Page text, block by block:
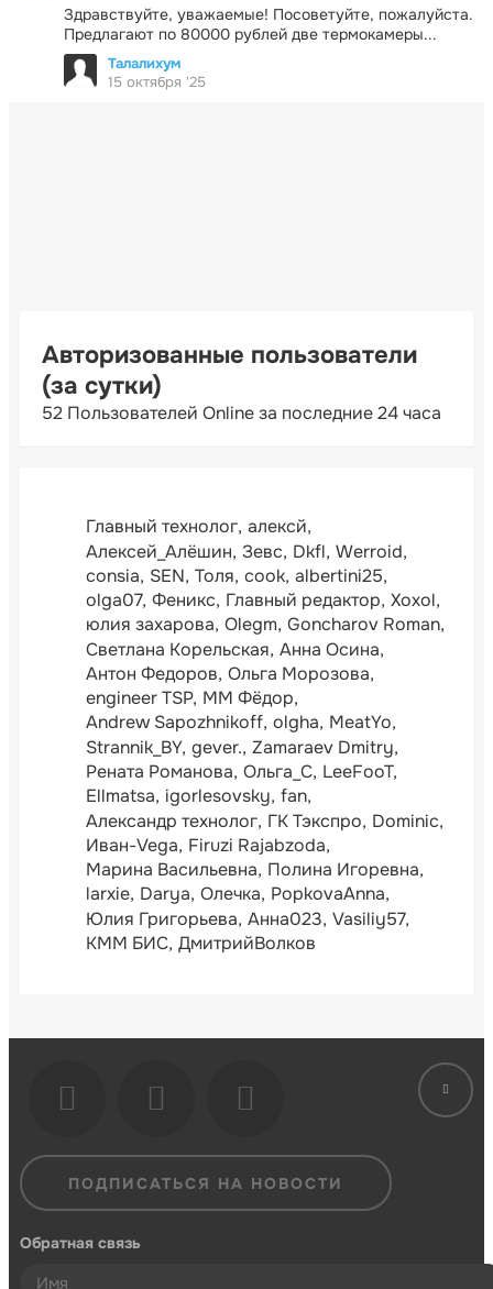
Здравствуйте, уважаемые! Посоветуйте, пожалуйста.
Предлагают по 80000 рублей две термокамеры...
Талалихум
15 октября '25
Авторизованные пользователи
(за сутки)
52 Пользователей Online за последние 24 часа
Главный технолог алексй
Алексей_Алёшин Зевс Dkfl Werroid
consia SEN Толя cook albertini25
olga07 Феникс Главный редактор Xoxol
юлия захарова Olegm Goncharov Roman
Светлана Корельская Анна Осина
Антон Федоров Ольга Морозова
engineer TSP ММ Фёдор
Andrew Sapozhnikoff olgha MeatYo
Strannik_BY gever. Zamaraev Dmitry
Рената Романова Ольга_С LeeFooT
Ellmatsa igorlesovsky fan
Александр технолог ГК Тэкспро Dominic
Иван-Vega Firuzi Rajabzoda
Марина Васильевна Полина Игоревна
larxie Darya Олечка PopkovaAnna
Юлия Григорьева Анна023 Vasiliy57
КММ БИС ДмитрийВолков
ПОДПИСАТЬСЯ НА НОВОСТИ
Обратная связь